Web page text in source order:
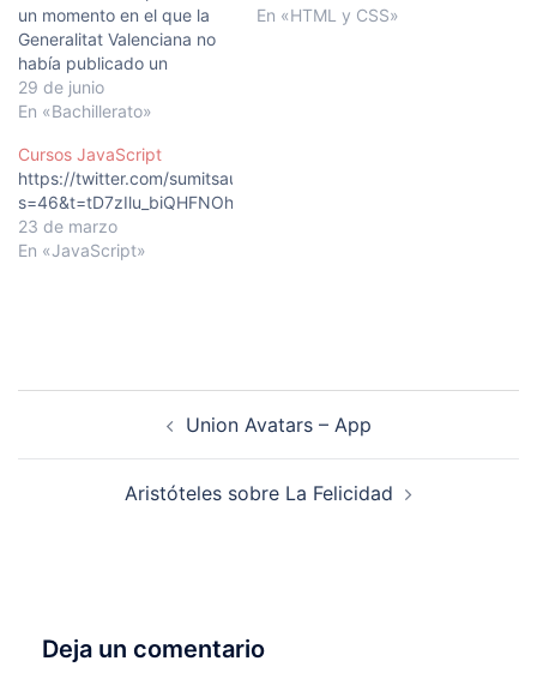
un momento en el que la
Generalitat Valenciana no
había publicado un
extracto del currículo, y es
posible que desde
una alguna corrección. Se
recomienda contrastar
este documento con el
documento oficial. La
asignatura optativa
29 de junio
En «Bachillerato»
En «HTML y CSS»
Cursos JavaScript
https://twitter.com/sumitsaurabh927/status/
s=46&t=tD7zIlu_biQHFNOhQkEeLg
23 de marzo
En «JavaScript»
Union Avatars – App
Aristóteles sobre La Felicidad
Deja un comentario